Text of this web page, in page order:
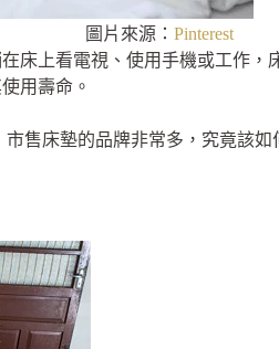
圖片來源： Pinterest
床上看電視、使用手機或工作
用壽命。
售床墊的品牌非常多，究竟該